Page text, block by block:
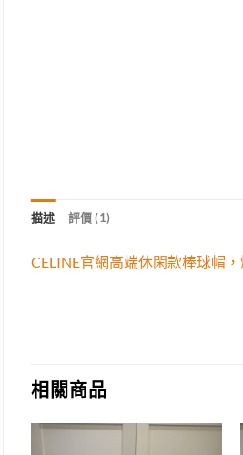
描述 評價 (1)
CELINE官網高端休閑款棒球帽
相關商品